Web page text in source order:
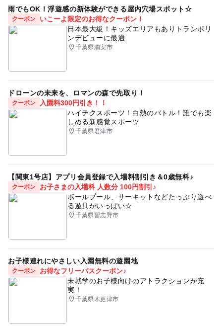
ゴールデンウィークフードフェス
雨でもOK！浮遊感の新体験ができる屋内穴場スポット☆
クーポン
いこーよ限定のお得なクーポン！
日本最大級！キッズエリアもありトランポリ
ンデビューに最適
千葉県浦安市
ドローンの未来を、ロマンの森で先取り！
クーポン
入園料300円引き！！
ハイテクスポーツ！白熱のバトル！誰でも楽
しめる新感覚スポーツ
千葉県君津市
【関東1号店】アプリ会員登録で入場料割引き＆0歳無料♪
クーポン
お子さまの入場料 人数分 100円割引♪
ボールプール、サーキットなどたっぷり遊べ
る遊具がいっぱい☆
千葉県習志野市
お子様連れにやさしい入園無料の遊園地
クーポン
お得なフリーパスクーポン♪
未就学のお子様向けのアトラクションが充
実！
千葉県木更津市